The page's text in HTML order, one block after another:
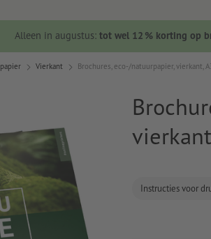
Alleen in augustus: tot wel 12 % korting op
Vierkant Brochures, eco-/natuurpapier, vierkant,
vierkant
Instructies voor